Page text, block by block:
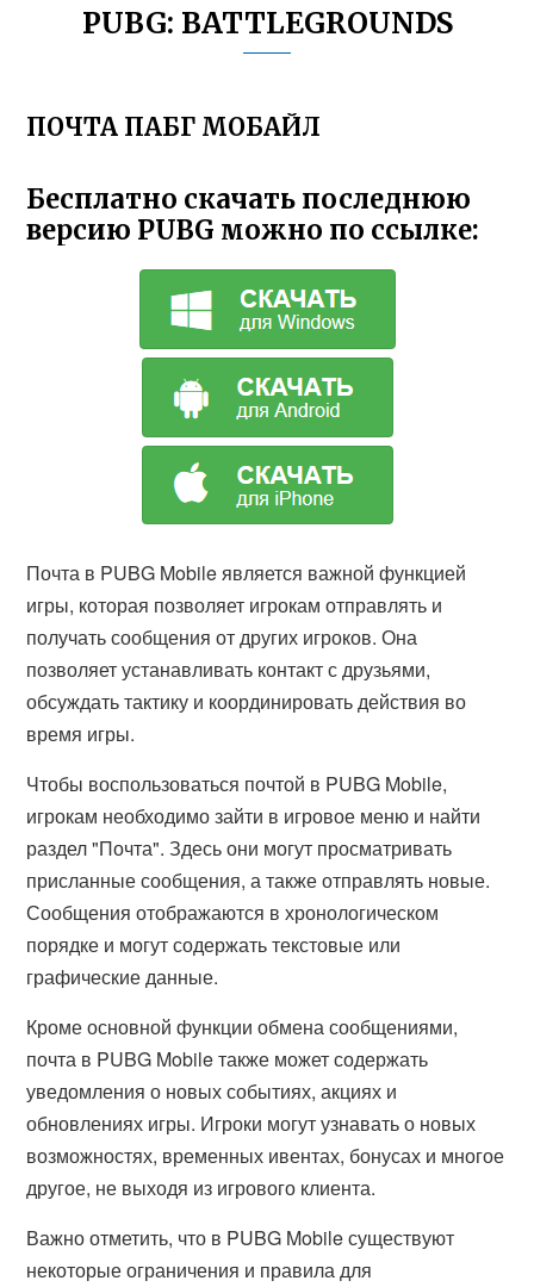
PUBG: BATTLEGROUNDS
ПОЧТА ПАБГ МОБАЙЛ
Бесплатно скачать последнюю
версию PUBG можно по ссылке:
Почта в PUBG Mobile является важной функцией
игры, которая позволяет игрокам отправлять и
получать сообщения от других игроков. Она
позволяет устанавливать контакт с друзьями,
обсуждать тактику и координировать действия во
время игры.
Чтобы воспользоваться почтой в PUBG Mobile,
игрокам необходимо зайти в игровое меню и найти
раздел "Почта". Здесь они могут просматривать
присланные сообщения, а также отправлять новые.
Сообщения отображаются в хронологическом
порядке и могут содержать текстовые или
графические данные.
Кроме основной функции обмена сообщениями,
почта в PUBG Mobile также может содержать
уведомления о новых событиях, акциях и
обновлениях игры. Игроки могут узнавать о новых
возможностях, временных ивентах, бонусах и многое
другое, не выходя из игрового клиента.
Важно отметить, что в PUBG Mobile существуют
некоторые ограничения и правила для